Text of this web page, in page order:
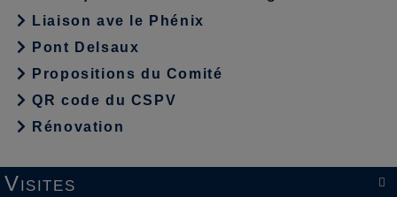
Liaison ave le Phénix
Pont Delsaux
Propositions du Comité
QR code du CSPV
Rénovation

Visites